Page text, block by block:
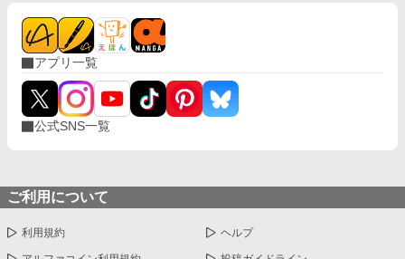
アプリ一覧
公式SNS一覧
ご利用について
利用規約 ヘルプ